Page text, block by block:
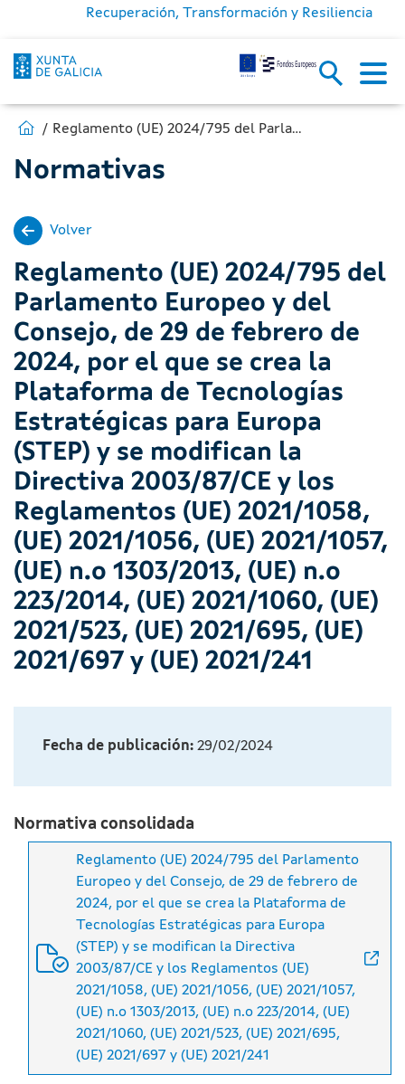
Recuperación, Transformación y Resiliencia
Estás en:
Ir a Fondos Europeos Reglamento (UE) 2024/795 del Parlamento Europeo y del Consejo, de 29 de febrero de 2024, por el que se crea la Plataforma de Tecnologías Estratégicas para Europa (STEP) y se modifican la Directiva 2003/87/CE y los Reglamentos (UE) 2021/1058, (UE) 2021/1056, (UE) 2021/1057, (UE) n.o 1303/2013, (UE) n.o 223/2014, (UE) 2021/1060, (UE) 2021/523, (UE) 2021/695, (UE) 2021/697 y (UE) 2021/241
Normativas
Volver
Reglamento (UE) 2024/795 del
Parlamento Europeo y del
Consejo, de 29 de febrero de
2024, por el que se crea la
Plataforma de Tecnologías
Estratégicas para Europa
(STEP) y se modifican la
Directiva 2003/87/CE y los
Reglamentos (UE) 2021/1058,
(UE) 2021/1056, (UE) 2021/1057,
(UE) n.o 1303/2013, (UE) n.o
223/2014, (UE) 2021/1060, (UE)
2021/523, (UE) 2021/695, (UE)
2021/697 y (UE) 2021/241
Fecha de publicación: 29/02/2024
Normativa consolidada
Reglamento (UE) 2024/795 del Parlamento
Europeo y del Consejo, de 29 de febrero de
2024, por el que se crea la Plataforma de
Tecnologías Estratégicas para Europa
(STEP) y se modifican la Directiva
2003/87/CE y los Reglamentos (UE)
2021/1058, (UE) 2021/1056, (UE) 2021/1057,
(UE) n.o 1303/2013, (UE) n.o 223/2014, (UE)
2021/1060, (UE) 2021/523, (UE) 2021/695,
(UE) 2021/697 y (UE) 2021/241